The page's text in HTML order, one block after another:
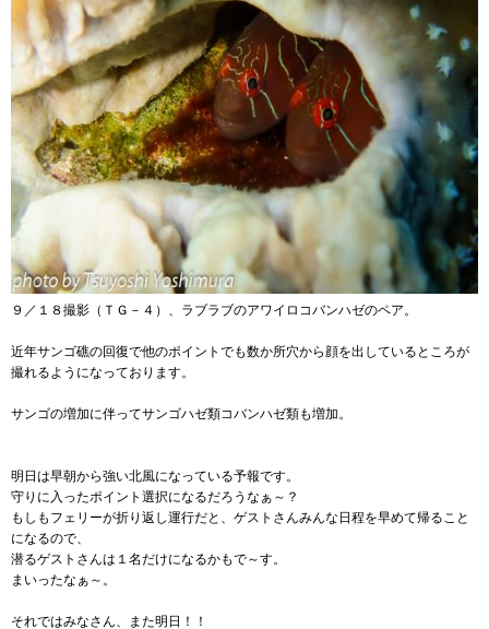
９／１８撮影（ＴＧ－４）、ラブラブのアワイロコバンハゼのペア。
近年サンゴ礁の回復で他のポイントでも数か所穴から顔を出しているところが
撮れるようになっております。
サンゴの増加に伴ってサンゴハゼ類コバンハゼ類も増加。
明日は早朝から強い北風になっている予報です。
守りに入ったポイント選択になるだろうなぁ～？
もしもフェリーが折り返し運行だと、ゲストさんみんな日程を早めて帰ること
になるので、
潜るゲストさんは１名だけになるかもで～す。
まいったなぁ～。
それではみなさん、また明日！！